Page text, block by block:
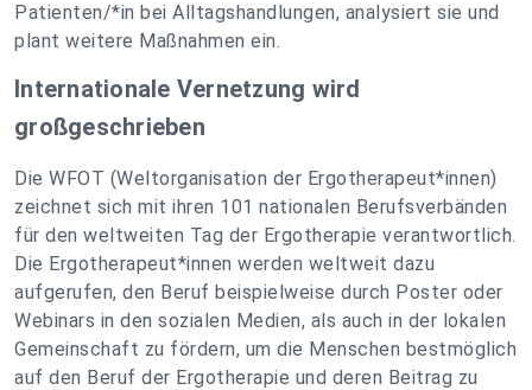
Patienten/*in bei Alltagshandlungen, analysiert sie und
plant weitere Maßnahmen ein.
Internationale Vernetzung wird
großgeschrieben
Die WFOT (Weltorganisation der Ergotherapeut*innen)
zeichnet sich mit ihren 101 nationalen Berufsverbänden
für den weltweiten Tag der Ergotherapie verantwortlich.
Die Ergotherapeut*innen werden weltweit dazu
aufgerufen, den Beruf beispielweise durch Poster oder
Webinars in den sozialen Medien, als auch in der lokalen
Gemeinschaft zu fördern, um die Menschen bestmöglich
auf den Beruf der Ergotherapie und deren Beitrag zu